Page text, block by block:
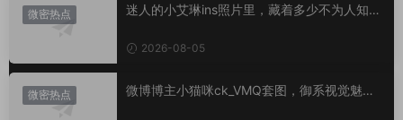
微密热点
迷人的小艾琳ins照片里，藏着多少不为人知的
2026-08-05
微密热点
微博博主小猫咪ck_VMQ套图，御系视觉魅力